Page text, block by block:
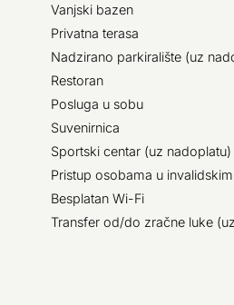
Vanjski bazen
Privatna terasa
Nadzirano parkiralište (uz
Restoran
Posluga u sobu
Suvenirnica
Sportski centar (uz nadoplatu)
Pristup osobama u
Besplatan Wi-Fi
Transfer od/do zračne luke